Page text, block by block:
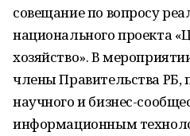
совещание по вопросу
национального проекта
хозяйство». В
члены Правительства РБ,
научного и бизнес-
информационным